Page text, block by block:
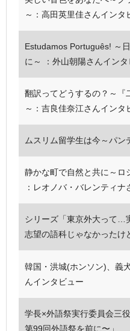
～：高田英里佳さんインタ
Estudamos Português! ～
に～ ：外山朝陽さんインタ
翻訳ってどうするの？～『
～：吉良佳奈江さんインタ
ムスリム留学生は今～パン
静かな町で自然と共に～ロ
：レオノバ・バレンティナ
シリーズ「東京外大って…
志望の語科じゃなかったけ
韓国・洪城(ホンソン)、義
んインタビュー
学長×外語祭実行委員会三
第99回外語祭を前に〜」